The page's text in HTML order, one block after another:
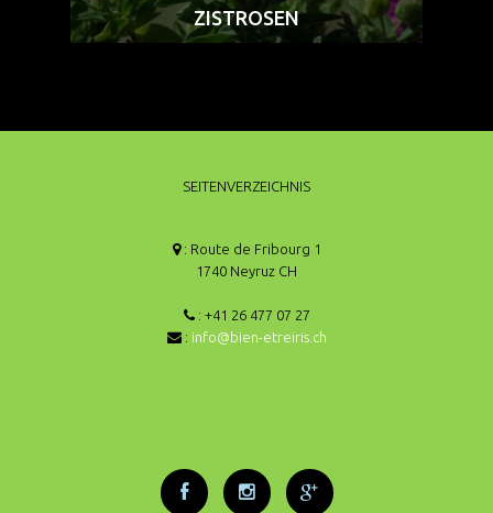
ZISTROSEN
SEITENVERZEICHNIS
: Route de Fribourg 1
1740 Neyruz CH
: +41 26 477 07 27
: info@bien-etreiris.ch